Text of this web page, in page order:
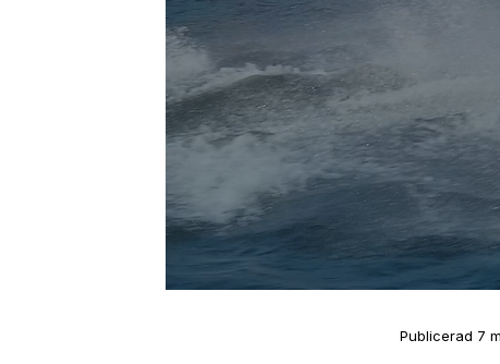
Publicerad 7